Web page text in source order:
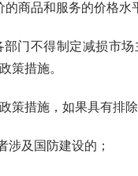
的商品和服务的价格水
门不得制定减损市
策措施。
策措施，如果具有
涉及国防建设的；